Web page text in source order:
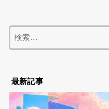
最新記事